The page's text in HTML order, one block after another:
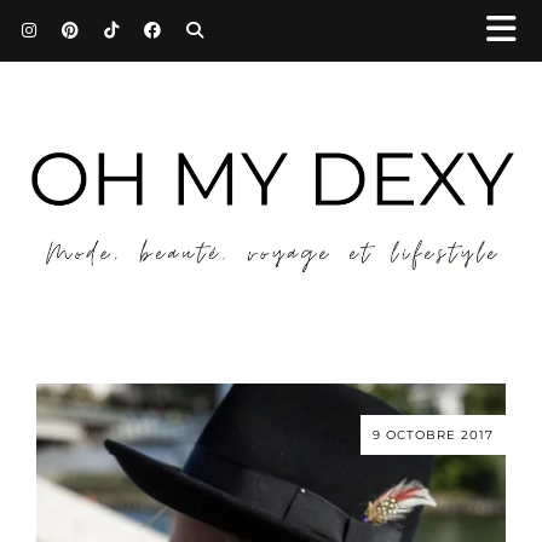
9 OCTOBRE 2017